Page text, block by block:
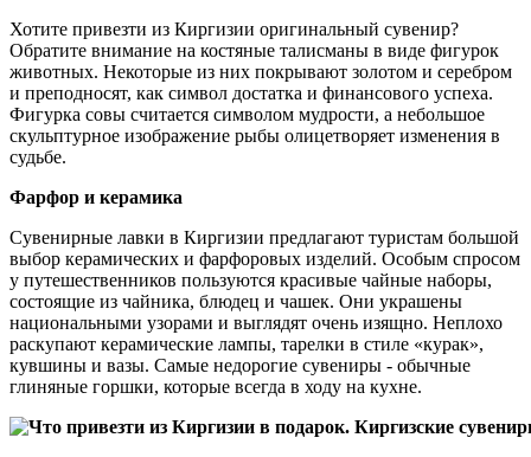
Хотите привезти из Киргизии оригинальный сувенир?
Обратите внимание на костяные талисманы в виде фигурок
животных. Некоторые из них покрывают золотом и серебром
и преподносят, как символ достатка и финансового успеха.
Фигурка совы считается символом мудрости, а небольшое
скульптурное изображение рыбы олицетворяет изменения в
судьбе.
Фарфор и керамика
Сувенирные лавки в Киргизии предлагают туристам большой
выбор керамических и фарфоровых изделий. Особым спросом
у путешественников пользуются красивые чайные наборы,
состоящие из чайника, блюдец и чашек. Они украшены
национальными узорами и выглядят очень изящно. Неплохо
раскупают керамические лампы, тарелки в стиле «курак»,
кувшины и вазы. Самые недорогие сувениры - обычные
глиняные горшки, которые всегда в ходу на кухне.